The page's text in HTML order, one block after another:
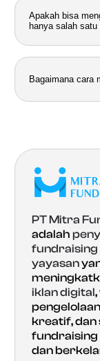
Apakah bisa
hanya salah satu
Bagaimana cara
PT Mitra
adalah
yayasan
iklan digital
kreatif,
dan